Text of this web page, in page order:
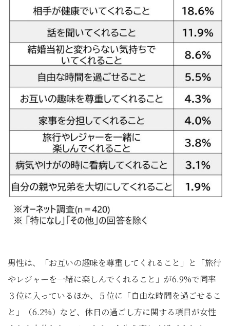
男性は、「お互いの趣味を尊重してくれること」と「旅行
やレジャーを一緒に楽しんでくれること」が6.9%で同率
３位に入っているほか、５位に「自由な時間を過ごせるこ
と」（6.2%）など、休日の過ごし方に関する項目が女性